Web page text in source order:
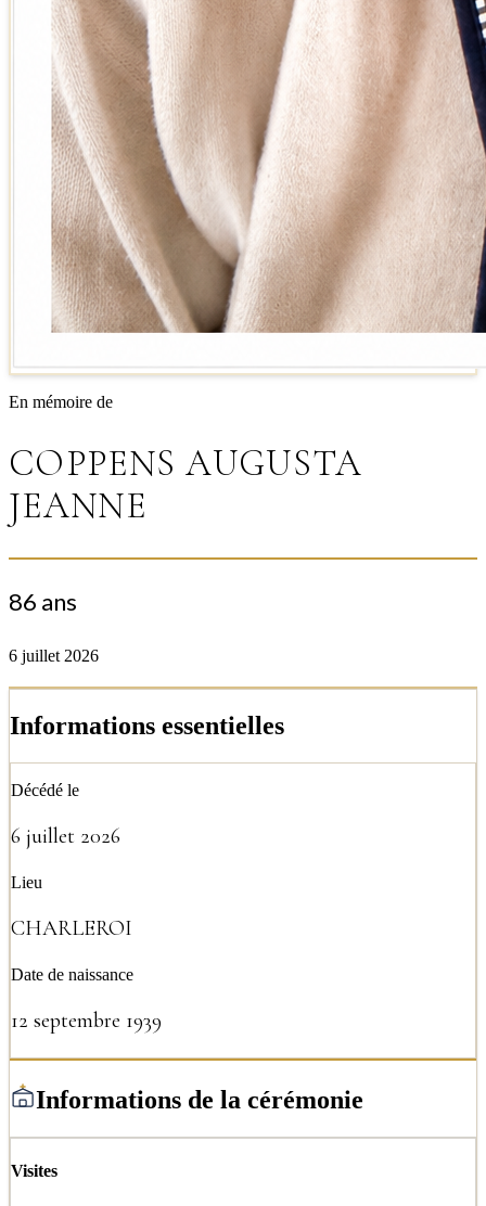
En mémoire de
COPPENS AUGUSTA
JEANNE
86 ans
6 juillet 2026
Informations essentielles
Décédé le
6 juillet 2026
Lieu
CHARLEROI
Date de naissance
12 septembre 1939
Informations de la cérémonie
Visites